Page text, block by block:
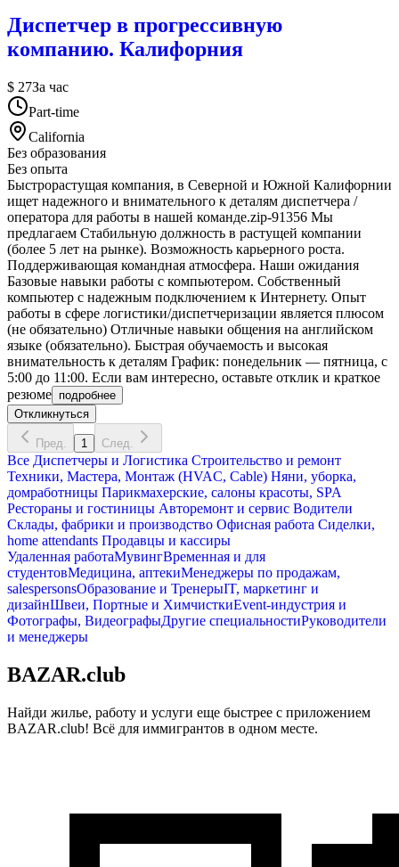
Диспетчер в прогрессивную
компанию. Калифорния
$ 27За час
Part-time
California
Без образования
Без опыта
Быстрорастущая компания, в Северной и Южной Калифорнии
ищет надежного и внимательного к деталям диспетчера /
оператора для работы в нашей команде.zip-91356 Мы
предлагаем Стабильную должность в растущей компании
(более 5 лет на рынке). Возможность карьерного роста.
Поддерживающая командная атмосфера. Наши ожидания
Базовые навыки работы с компьютером. Собственный
компьютер с надежным подключением к Интернету. Опыт
работы в сфере логистики/диспетчеризации является плюсом
(не обязательно) Отличные навыки общения на английском
языке (обязательно). Быстрая обучаемость и высокая
внимательность к деталям График: понедельник — пятница, с
5:00 до 11:00. Если вам интересно, оставьте отклик и краткое
резюме подробнее
Откликнуться
Пред. 1 След.
Все Диспетчеры и Логистика Строительство и ремонт
Техники, Мастера, Монтаж (HVAC, Cable) Няни, уборка,
домработницы Парикмахерские, салоны красоты, SPA
Рестораны и гостиницы Авторемонт и cервис Водители
Склады, фабрики и производство Офисная работа Сиделки,
home attendants Продавцы и кассиры
Удаленная работаМувингВременная и для
студентовМедицина, аптекиМенеджеры по продажам,
salespersonsОбразование и ТренерыIT, маркетинг и
дизайнШвеи, Портные и ХимчисткиEvent-индустрия и
Фотографы, ВидеографыДругие специальностиРуководители
и менеджеры
BAZAR.club
Найди жилье, работу и услуги еще быстрее с приложением
BAZAR.club! Всё для иммигрантов в одном месте.